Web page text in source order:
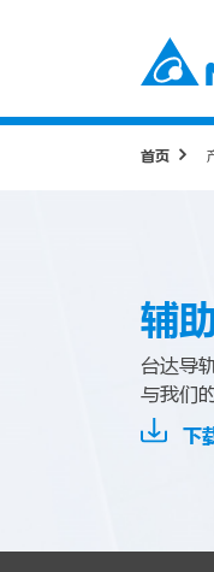
首页
辅
台达导
与我们
下